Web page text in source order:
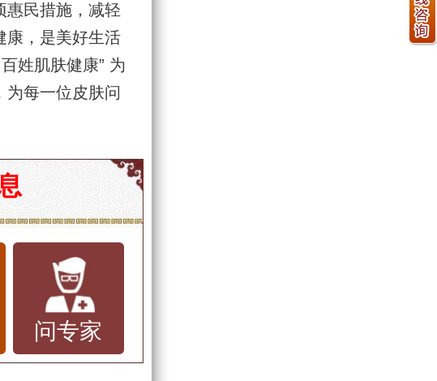
惠民措施，减轻
康，是美好生活
姓肌肤健康” 为
为每一位皮肤问
问专家